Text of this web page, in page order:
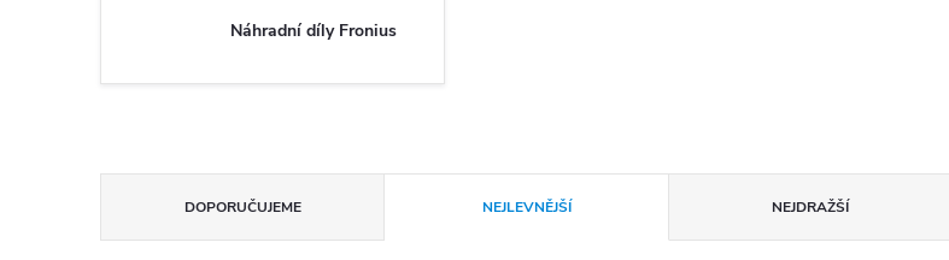
Náhradní díly Fronius
Řazení produktů
DOPORUČUJEME NEJLEVNĚJŠÍ NEJDRAŽŠÍ